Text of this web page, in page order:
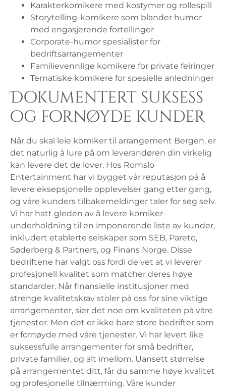
Karakterkomikere med kostymer og rollespill
Storytelling-komikere som blander humor
med engasjerende fortellinger
Corporate-humor spesialister for
bedriftsarrangementer
Familievennlige komikere for private feiringer
Tematiske komikere for spesielle anledninger
Dokumentert suksess
og fornøyde kunder
Når du skal leie komiker til arrangement Bergen, er
det naturlig å lure på om leverandøren din virkelig
kan levere det de lover. Hos Romslo
Entertainment har vi bygget vår reputasjon på å
levere eksepsjonelle opplevelser gang etter gang,
og våre kunders tilbakemeldinger taler for seg selv.
Vi har hatt gleden av å levere komiker-
underholdning til en imponerende liste av kunder,
inkludert etablerte selskaper som SEB, Pareto,
Søderberg & Partners, og Finans Norge. Disse
bedriftene har valgt oss fordi de vet at vi leverer
profesjonell kvalitet som matcher deres høye
standarder. Når finansielle institusjoner med
strenge kvalitetskrav stoler på oss for sine viktige
arrangementer, sier det noe om kvaliteten på våre
tjenester. Men det er ikke bare store bedrifter som
er fornøyde med våre tjenester. Vi har levert like
suksessfulle arrangementer for små bedrifter,
private familier, og alt imellom. Uansett størrelse
på arrangementet ditt, får du samme høye kvalitet
og profesjonelle tilnærming. Våre kunder